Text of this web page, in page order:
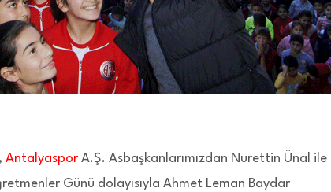
Antalyaspor A.Ş. Asbaşkanlarımızdan Nurettin Ünal ile
Günü dolayısıyla Ahmet Leman Baydar